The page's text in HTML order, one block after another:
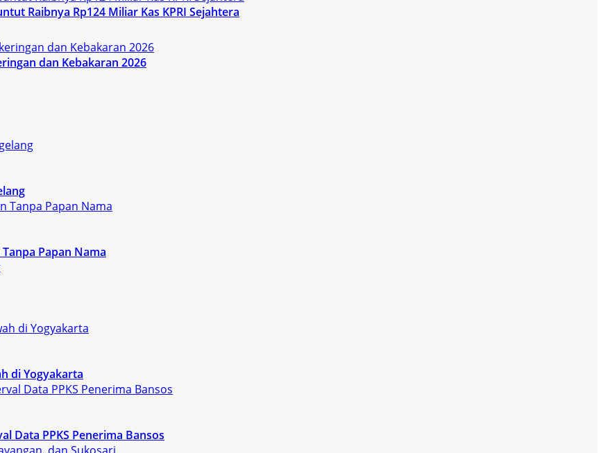
Raibnya Rp124 Miliar Kas KPRI Sejahtera
dan Kebakaran 2026
Papan Nama
di Yogyakarta
Data PPKS Penerima Bansos